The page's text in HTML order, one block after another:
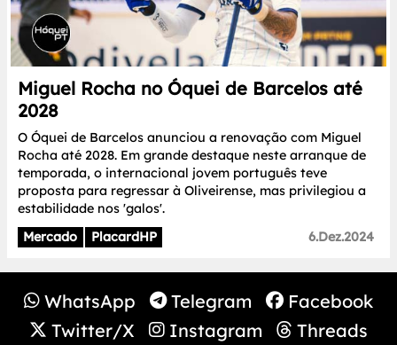
Miguel Rocha no Óquei de Barcelos até
2028
O Óquei de Barcelos anunciou a renovação com Miguel
Rocha até 2028. Em grande destaque neste arranque de
temporada, o internacional jovem português teve
proposta para regressar à Oliveirense, mas privilegiou a
estabilidade nos 'galos'.
Mercado
PlacardHP 6.Dez.2024
WhatsApp Telegram
Facebook
Twitter/X
Instagram Threads